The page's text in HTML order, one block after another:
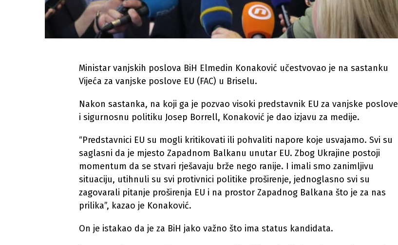
Ministar vanjskih poslova BiH Elmedin Konaković učestvovao je na sastanku
Vijeća za vanjske poslove EU (FAC) u Briselu.
Nakon sastanka, na koji ga je pozvao visoki predstavnik EU za vanjske poslove
i sigurnosnu politiku Josep Borrell, Konaković je dao izjavu za medije.
“Predstavnici EU su mogli kritikovati ili pohvaliti napore koje usvajamo. Svi su
saglasni da je mjesto Zapadnom Balkanu unutar EU. Zbog Ukrajine postoji
momentum da se stvari rješavaju brže nego ranije. I imali smo zanimljivu
situaciju, utihnuli su svi protivnici politike proširenje, jednoglasno svi su
zagovarali pitanje proširenja EU i na prostor Zapadnog Balkana što je za nas
prilika”, kazao je Konaković.
On je istakao da je za BiH jako važno što ima status kandidata.